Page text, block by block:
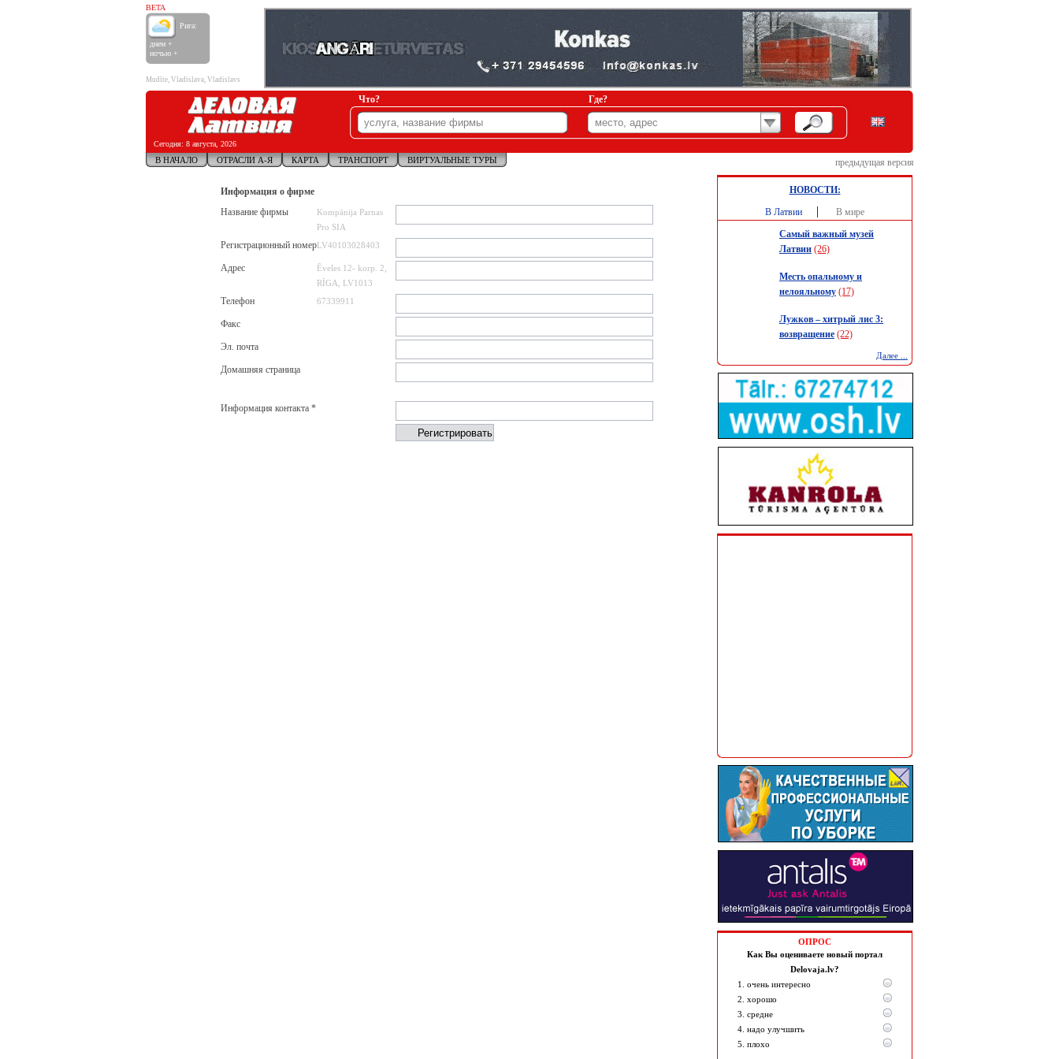
BETA
Рига:
днем +
ночью +
Mudīte, Vladislava, Vladislavs
Сегодня: 8 августа, 2026
Что? Где?
В НАЧАЛО ОТРАСЛИ А-Я КАРТА ТРАНСПОРТ ВИРТУАЛЬНЫЕ ТУРЫ предыдущая версия
Информация о фирме
Название фирмы
Kompānija Parnas
Pro SIA
Регистрационный номерLV40103028403
Адрес
Ēveles 12- korp. 2,
RĪGA, LV1013
Телефон 67339911
Факс
Эл. почта
Домашняя страница
Информация контакта *
НОВОСТИ:
В Латвии
|
В мире
Самый важный музей
Латвии (26)
Месть опальному и
нелояльному (17)
Лужков – хитрый лис 3:
возвращение (22)
Далее ...
ОПРОС
Как Вы оцениваете новый портал
Delovaja.lv?
1. очень интересно
2. хорошо
3. средне
4. надо улучшить
5. плохо